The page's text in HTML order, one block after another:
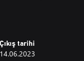
kurmak
ve Gümüş
Çıkış tarihi
14.06.2023